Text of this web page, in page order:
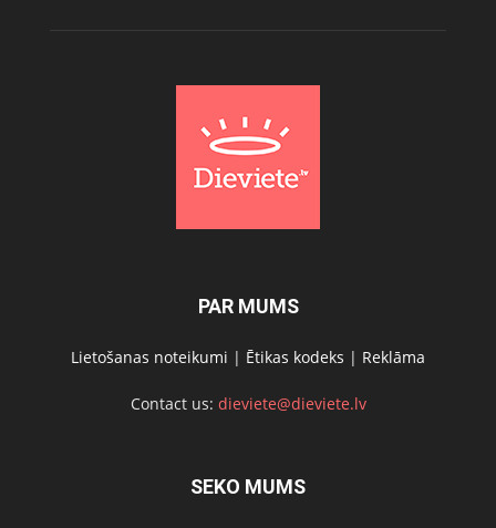
PAR MUMS
Lietošanas noteikumi | Ētikas kodeks | Reklāma
Contact us: dieviete@dieviete.lv
SEKO MUMS